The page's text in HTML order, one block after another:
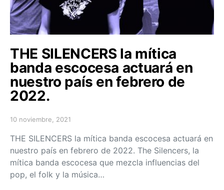
THE SILENCERS la mítica
banda escocesa actuará en
nuestro país en febrero de
2022.
Posted on
10 noviembre, 2021
THE SILENCERS la mítica banda escocesa actuará en
nuestro país en febrero de 2022. The Silencers, la
mítica banda escocesa que mezcla influencias del
pop, el folk y la música…